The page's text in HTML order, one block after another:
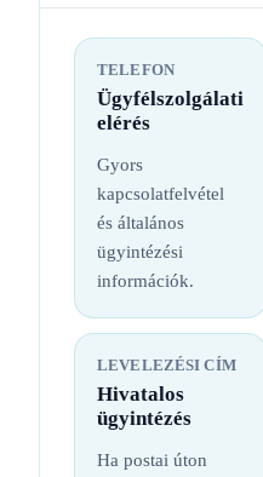
TELEFON
Ügyfélszolgálati
elérés
Gyors
kapcsolatfelvétel
és általános
ügyintézési
információk.
LEVELEZÉSI CÍM
Hivatalos
ügyintézés
Ha postai úton